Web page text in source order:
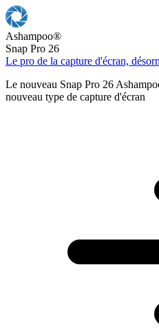
Ashampoo®
Snap Pro 26
Le pro de la capture d'écran,
Le nouveau Snap Pro 26
nouveau type de capture d'écran